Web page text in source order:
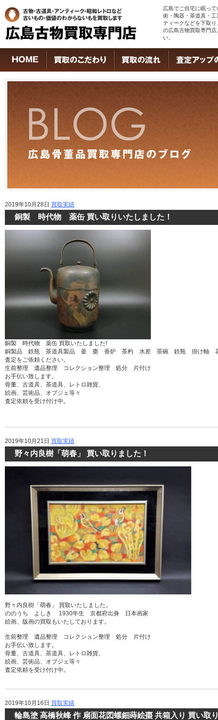
広島でご自宅に眠っ
術・陶器・茶道具・
ティークなどを下取
の広島古物買取専門
い。
2019年10月28日 買取実績
銅製 時代物 薬缶 買い取りいたしました！
銅製 時代物 薬缶 買取いたしました!
銅製品 鉄瓶 茶道具製品 釜 棗 香炉 茶杓 水差 茶碗 鉄瓶 掛け軸 花
査定をご依頼ください。
生前整理 遺品整理 コレクション整理 処分 片付け
お手伝い致します。
骨董、古道具、茶道具、レトロ雑貨、
絵画、芸術品、オブジェ等々
査定依頼を受け付け中。
2019年10月21日 買取実績
野々内良樹「萌春」 買い取りました！
野々内良樹「萌春」 買取いたしました。
ののうち よしき 1930年生 京都府出身 日本画家
絵画、版画の買取もいたしております。
生前整理 遺品整理 コレクション整理 処分 片付け
お手伝い致します。
骨董、古道具、茶道具、レトロ雑貨、
絵画、芸術品、オブジェ等々
査定依頼を受け付け中。
2019年10月16日 買取実績
輪島塗 高橋秋峰 作 扇面花図螺鈿蒔絵棗 共箱入り 買い取